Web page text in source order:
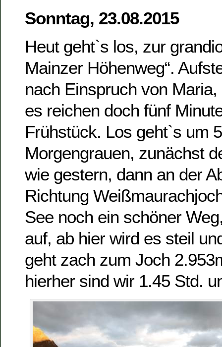
Sonntag, 23.08.2015
Heut geht`s los, zur
Mainzer Höhenweg“.
nach Einspruch von
es reichen doch fünf
Frühstück. Los geht`s um
Morgengrauen, zunächst
wie gestern, dann an der
Richtung
See noch ein schöner
auf, ab hier wird es steil
geht zach zum Joch
hierher sind wir 1.45 Std.